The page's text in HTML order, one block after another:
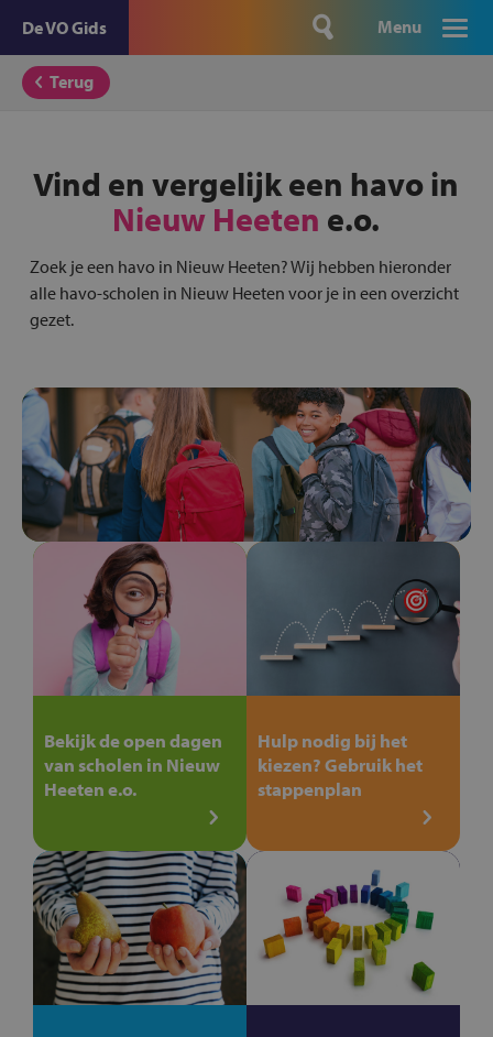
De VO Gids Menu
Terug
Vind en vergelijk een havo in
Nieuw Heeten e.o.
Zoek je een havo in Nieuw Heeten? Wij hebben hieronder
alle havo-scholen in Nieuw Heeten voor je in een overzicht
gezet.
Bekijk de open dagen
van scholen in Nieuw
Heeten e.o.
Hulp nodig bij het
kiezen? Gebruik het
stappenplan